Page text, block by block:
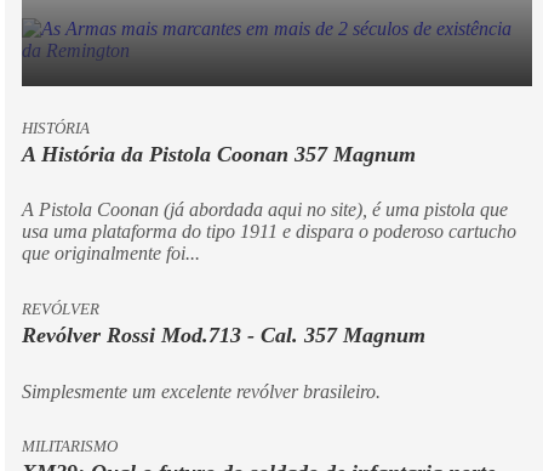
HISTÓRIA
A História da Pistola Coonan 357 Magnum
A Pistola Coonan (já abordada aqui no site), é uma pistola que
usa uma plataforma do tipo 1911 e dispara o poderoso cartucho
que originalmente foi...
REVÓLVER
Revólver Rossi Mod.713 - Cal. 357 Magnum
Simplesmente um excelente revólver brasileiro.
MILITARISMO